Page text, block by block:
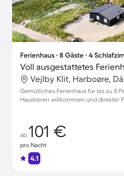
Ferienhaus ∙ 8 Gäste ∙ 4
Vejlby Klit, Harboøre,
Gemütliches Ferienhaus für bis zu 8
Haustieren willkommen und direkter
ab 101 €
pro Nacht
4.1